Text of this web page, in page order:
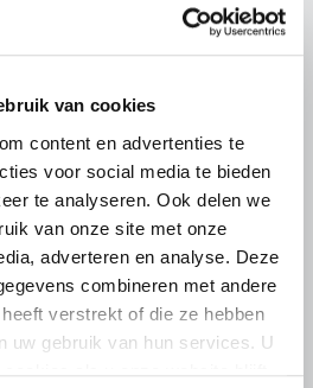
van cookies
content en advertenties te
voor social media te bieden
te analyseren. Ook delen we
van onze site met onze
adverteren en analyse. Deze
combineren met andere
verstrekt of die ze hebben
uw gebruik van hun services. U
(JA21)
in